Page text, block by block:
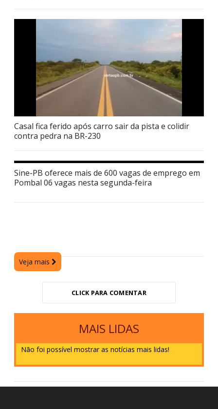
Casal fica ferido após carro sair da pista e colidir
contra pedra na BR-230
Sine-PB oferece mais de 600 vagas de emprego em
Pombal 06 vagas nesta segunda-feira
Veja mais
CLICK PARA COMENTAR
MAIS LIDAS
Não foi possível mostrar as notícias mais lidas!